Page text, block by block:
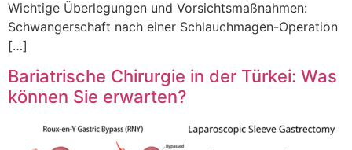
Wichtige Überlegungen und Vorsichtsmaßnahmen:
Schwangerschaft nach einer Schlauchmagen-Operation
[…]
Bariatrische Chirurgie in der Türkei: Was
können Sie erwarten?